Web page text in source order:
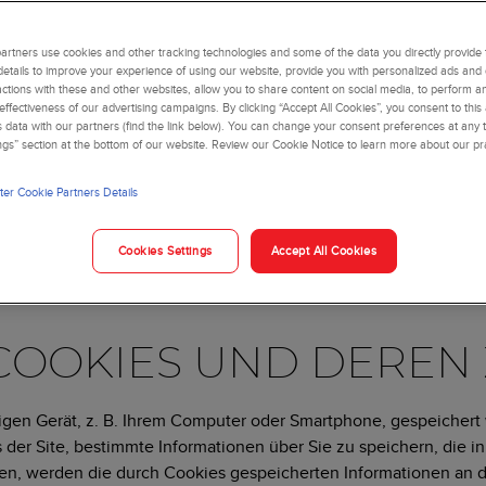
Coulterbesuchen oder unsere cloudbasierten Services
„Cookies“) einsetzen. Diese Cookie-
und Ihnen verschiedene Möglichkeiten aufzeigen, Ihre
Settingsklicken.
benutzt werden können, eine Person direkt oder indirekt
stehen. Dazu gehören beispielsweise Name,
UND DEREN
Gerät, z. B. Ihrem Computer oder Smartphone,
Site, bestimmte Informationen über Sie zu speichern, die
werden die durch Cookies gespeicherten Informationen
use cookies and other tracking technologies and some of the data you directly provide
to improve your experience of using our website, provide you with personalized ads
with these and other websites, allow you to share content on social media, to perform
of our advertising campaigns. By clicking “Accept All Cookies”, you consent to
data with our partners (find the link below). You can change your consent preferences at any
section at the bottom of our website. Review our Cookie Notice to learn more about our
Cookie Partners Details
Cookies Settings Accept All Cookies